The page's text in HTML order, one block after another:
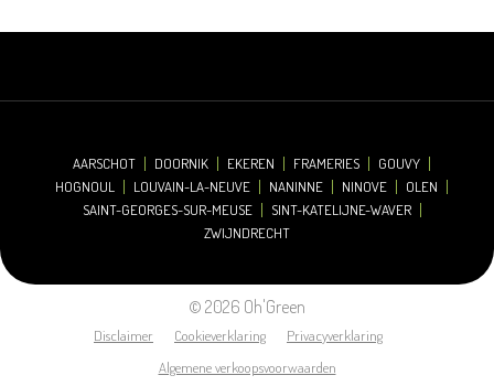
AARSCHOT DOORNIK EKEREN FRAMERIES
GOUVY
HOGNOUL
LOUVAIN-LA-NEUVE NANINNE NINOVE
OLEN
SAINT-GEORGES-SUR-MEUSE
SINT-KATELIJNE-WAVER
ZWIJNDRECHT
© 2026 Oh'Green
Disclaimer Cookieverklaring
Privacyverklaring
Algemene verkoopsvoorwaarden